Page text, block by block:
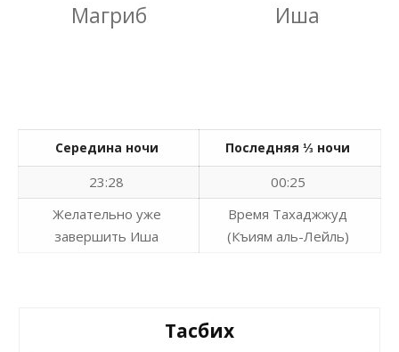
Магриб Иша
Середина ночи Последняя ⅓ ночи
23:28
00:25
Желательно уже
завершить Иша
Время Тахаджжуд
(Къиям аль-Лейль)
Тасбих